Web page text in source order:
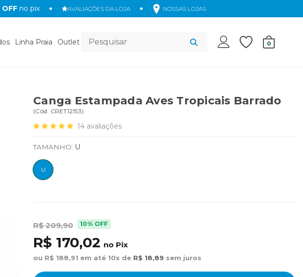
OFF no pix AVALIAÇÕES DA LOJA NOSSAS LOJAS
Linha Praia Outlet Acessórios 0
Canga Estampada Aves Tropicais Barrado
(Cód. CRET12153)
14 avaliações
TAMANHO: U
U
R$ 209,90 10% OFF
R$ 170,02 no Pix
ou R$ 188,91 em até 10x de R$ 18,89 sem juros